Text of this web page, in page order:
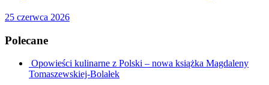
25 czerwca 2026
Polecane
Opowieści kulinarne z Polski – nowa książka Magdaleny
Tomaszewskiej-Bolałek